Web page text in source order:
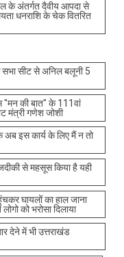
के अंतर्गत दैवीय आपदा से
धनराशि के चेक वितरित
सीट से अनिल बलूनी 5
"मन की बात" के 111वां
मंत्री गणेश जोशी
अब इस कार्य के लिए मैं न तो
से महसूस किया है यही
घायलों का हाल जाना
को भरोसा दिलाया
देने में भी उत्तराखंड